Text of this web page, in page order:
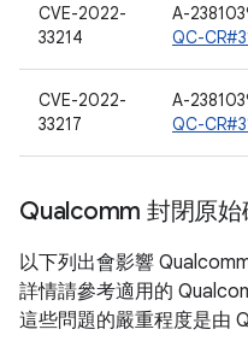
CVE-2022-
33214
A-
QC-
CVE-2022-
33217
A-
QC-
Qualcomm 封閉原始
以下列出會影響
詳情請參考適用的
這些問題的嚴重程度是由